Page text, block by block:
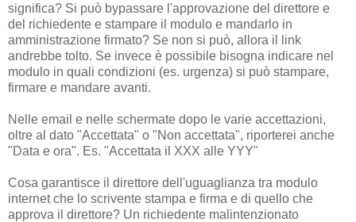
significa? Si può bypassare l'approvazione del direttore e
del richiedente e stampare il modulo e mandarlo in
amministrazione firmato? Se non si può, allora il link
andrebbe tolto. Se invece è possibile bisogna indicare nel
modulo in quali condizioni (es. urgenza) si può stampare,
firmare e mandare avanti.
Nelle email e nelle schermate dopo le varie accettazioni,
oltre al dato "Accettata" o "Non accettata", riporterei anche
"Data e ora". Es. "Accettata il XXX alle YYY"
Cosa garantisce il direttore dell'uguaglianza tra modulo
internet che lo scrivente stampa e firma e di quello che
approva il direttore? Un richiedente malintenzionato